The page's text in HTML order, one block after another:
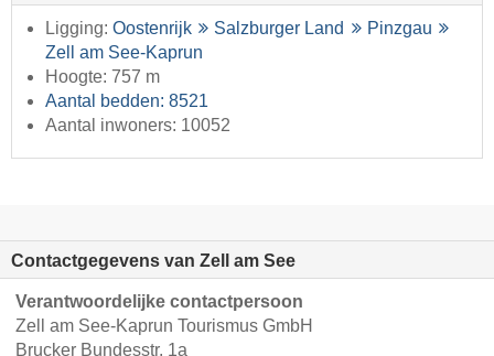
Ligging: Oostenrijk Salzburger Land
Pinzgau
Zell am See-Kaprun
Hoogte: 757 m
Aantal bedden: 8521
Aantal inwoners: 10052
Contactgegevens van Zell am See
Verantwoordelijke contactpersoon
Zell am See-Kaprun Tourismus GmbH
Brucker Bundesstr. 1a